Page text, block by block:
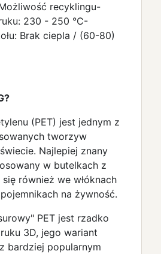
recyklingu-
230 - 250 °C-
Brak ciepla / (60-80)
(PET) jest jednym z
tworzyw
Najlepiej znany
w butelkach z
również we włóknach
na żywność.
PET jest rzadko
3D, jego wariant
bardziej popularnym